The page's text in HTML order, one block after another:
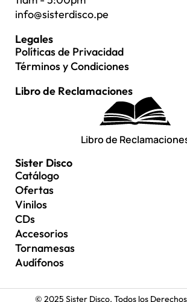
info@sisterdisco.pe
Legales
Políticas de Privacidad
Términos y Condiciones
Libro de Reclamaciones
Libro de
Sister Disco
Catálogo
Ofertas
Vinilos
CDs
Accesorios
Tornamesas
Audífonos
© 2025 Sister Disco. Todos los